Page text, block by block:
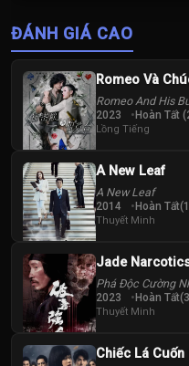
ĐÁNH GIÁ CAO
Romeo Và
Romeo And His
2023 Hoàn Tất
Lồng Tiếng
A New Leaf
A New Leaf
2014 Hoàn
Thuyết Minh
Jade
Phá Độc Cường
2023 Hoàn
Thuyết Minh
Chiếc Lá Cuốn